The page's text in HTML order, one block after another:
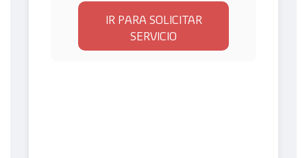
IR PARA SOLICITAR
SERVICIO